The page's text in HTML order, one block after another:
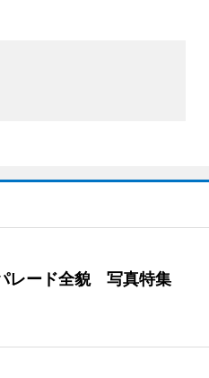
レード全貌 写真特集